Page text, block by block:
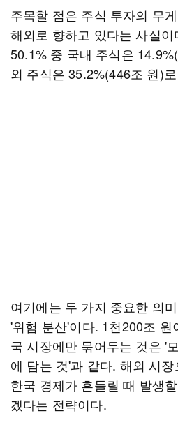
주목할 점은 주식 투자의 무
해외로 향하고 있다는 사실
50.1% 중 국내 주식은
외 주식은 35.2%(446조 원)
여기에는 두 가지 중요한 의
'위험 분산'이다. 1천200조
국 시장에만 묶어두는 것은 '
에 담는 것'과 같다. 해외 시
한국 경제가 흔들릴 때 발생
겠다는 전략이다.